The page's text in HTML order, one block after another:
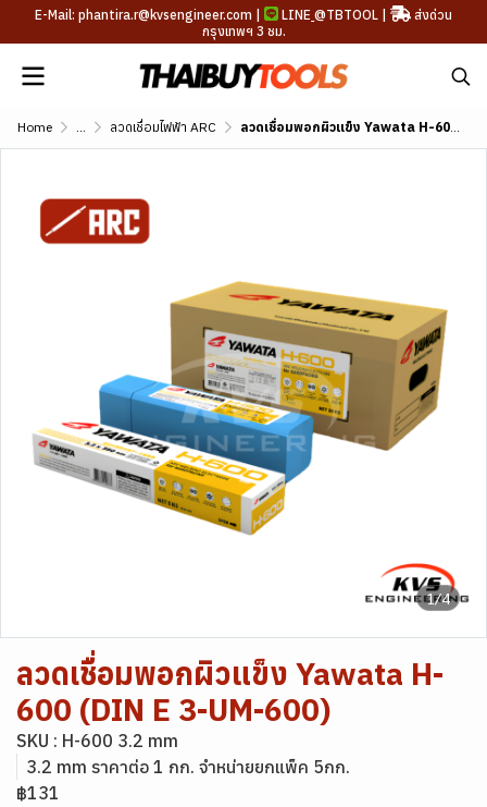
E-Mail: phantira.r@kvsengineer.com | LINE @TBTOOL |
ส่งด่วน
กรุงเทพฯ 3 ชม.
Home ... ลวดเชื่อมไฟฟ้า ARC ลวดเชื่อมพอกผิวแข็ง Yawata H-600 (DIN E 3-UM-600)
1/4
ลวดเชื่อมพอกผิวแข็ง Yawata H-
600 (DIN E 3-UM-600)
SKU : H-600 3.2 mm
3.2 mm ราคาต่อ 1 กก. จำหน่ายยกแพ็ค 5กก.
฿131